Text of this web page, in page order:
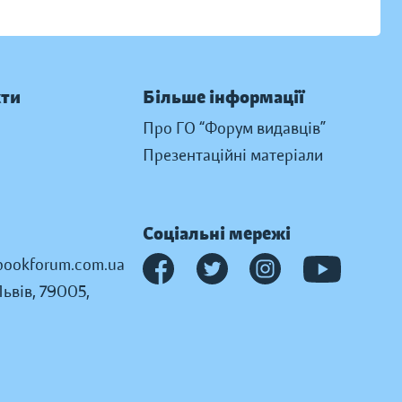
Більше інформації
Про ГО “Форум видавців”
Презентаційні матеріали
79005,
Соціальні мережі